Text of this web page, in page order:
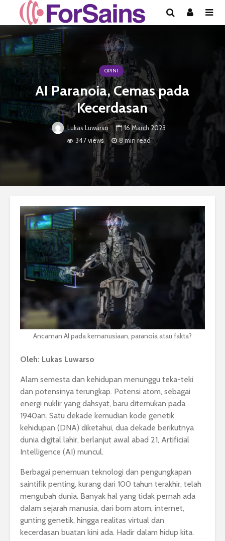
OPINI
AI Paranoia, Cemas pada
Kecerdasan
Lukas Luwarso
16 March 2023
347 views
8 min read
Ancaman AI pada kemanusiaan, paranoia atau fakta?
Oleh: Lukas Luwarso
Alam semesta dan kehidupan menunggu teka-teki
dan potensinya terungkap. Potensi atom, sebagai
energi nuklir yang dahsyat, baru ditemukan pada
1940an. Satu dekade kemudian kode genetik
kehidupan (DNA) diketahui, dua dekade berikutnya
dunia digital lahir, berlanjut awal abad 21, Artificial
Intelligence (AI) muncul.
Berbagai penemuan teknologi dan pengungkapan
saintifik penting, kurang dari 100 tahun terakhir, telah
mengubah dunia. Banyak hal yang tidak pernah ada
dalam sejarah manusia, dari bom atom, internet,
gunting genetik, hingga realitas virtual dan
kecerdasan buatan kini ada. Hadir dalam hidup kita.